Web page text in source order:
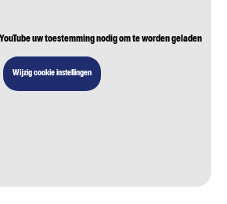
uw toestemming nodig om te worden geladen
Wijzig cookie instellingen